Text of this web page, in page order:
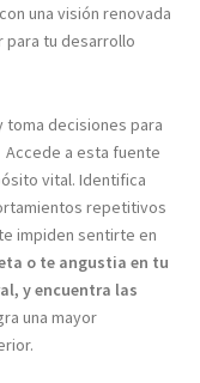
una visión renovada
para tu desarrollo
toma decisiones para
Accede a esta fuente
vital. Identifica
repetitivos
impiden sentirte en
o te angustia en tu
y encuentra las
una mayor